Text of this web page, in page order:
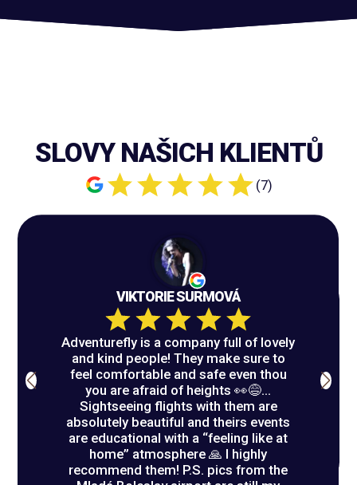
SLOVY NAŠICH KLIENTŮ
(7)
VIKTORIE SURMOVÁ
Adventurefly is a company full of lovely
and kind people! They make sure to
feel comfortable and safe even thou
you are afraid of heights 👀😅...
Sightseeing flights with them are
absolutely beautiful and theirs events
are educational with a “feeling like at
home” atmosphere 🙏 I highly
recommend them! P.S. pics from the